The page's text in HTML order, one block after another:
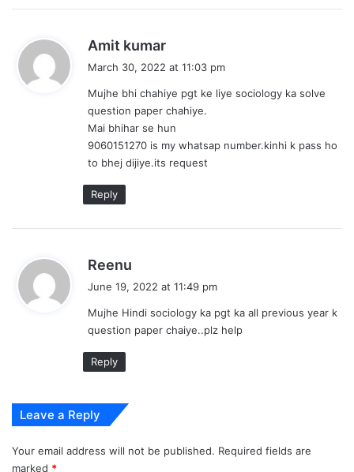
Amit kumar
s
:
March 30, 2022 at 11:03 pm
Mujhe bhi chahiye pgt ke liye sociology ka solve
question paper chahiye.
Mai bhihar se hun
9060151270 is my whatsap number.kinhi k pass ho
to bhej dijiye.its request
Reply
Reenu
a
s
June 19, 2022 at 11:49 pm
Mujhe Hindi sociology ka pgt ka all previous year k
question paper chaiye..plz help
Reply
Leave a Reply
Your email address will not be published. Required fields are
marked *